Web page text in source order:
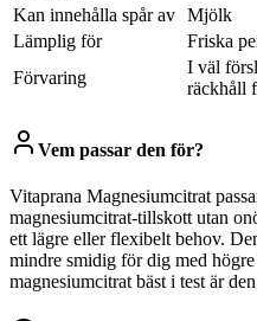
Kan innehålla spår av Mjölk
Lämplig för
Friska
Förvaring
I väl
räckhåll
Vem passar den för?
Vitaprana Magnesiumcitrat
magnesiumcitrat-tillskott utan
ett lägre eller flexibelt behov.
mindre smidig för dig med
magnesiumcitrat bäst i test är